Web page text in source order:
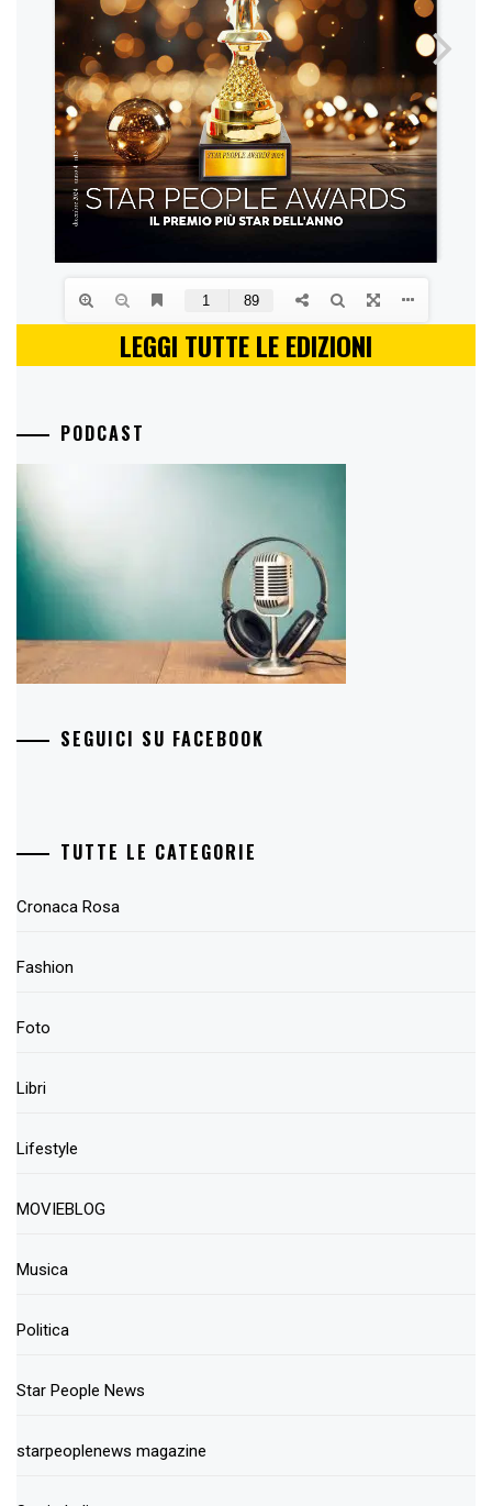
LEGGI TUTTE LE EDIZIONI
PODCAST
SEGUICI SU FACEBOOK
TUTTE LE CATEGORIE
Cronaca Rosa
Fashion
Foto
Libri
Lifestyle
MOVIEBLOG
Musica
Politica
Star People News
starpeoplenews magazine